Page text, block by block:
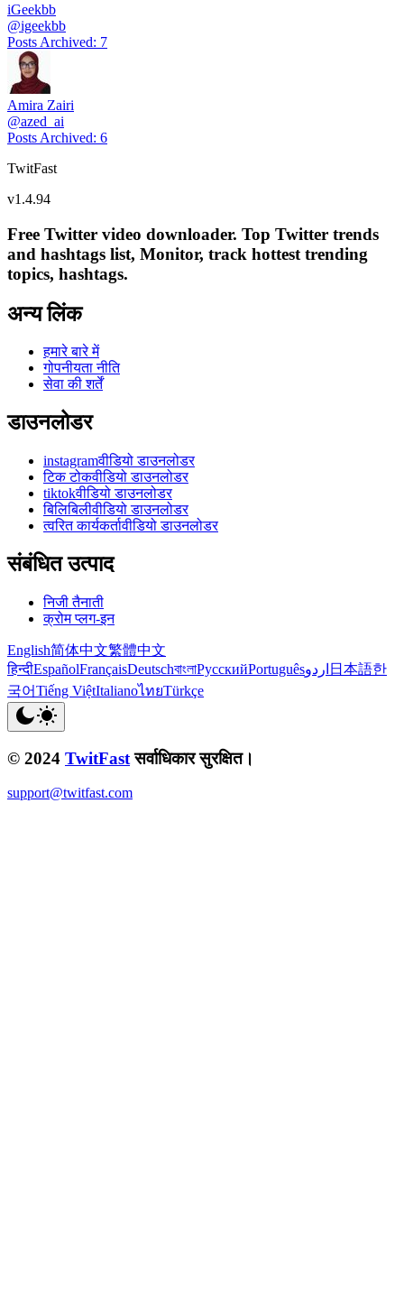
iGeekbb
@igeekbb
Posts Archived: 7
Amira Zairi
@azed_ai
Posts Archived: 6
TwitFast
v1.4.94
Free Twitter video downloader. Top Twitter trends
and hashtags list, Monitor, track hottest trending
topics, hashtags.
अन्य लिंक
हमारे बारे में
गोपनीयता नीति
सेवा की शर्तें
डाउनलोडर
instagramवीडियो डाउनलोडर
टिक टोकवीडियो डाउनलोडर
tiktokवीडियो डाउनलोडर
बिलिबिलीवीडियो डाउनलोडर
त्वरित कार्यकर्तावीडियो डाउनलोडर
संबंधित उत्पाद
निजी तैनाती
क्रोम प्लग-इन
English简体中文繁體中文
हिन्दीEspañolFrançaisDeutschবাংলাРусскийPortuguêsاردو 日本語한
국어Tiếng ViệtItalianoไทยTürkçe
© 2024 TwitFast सर्वाधिकार सुरक्षित।
support@twitfast.com